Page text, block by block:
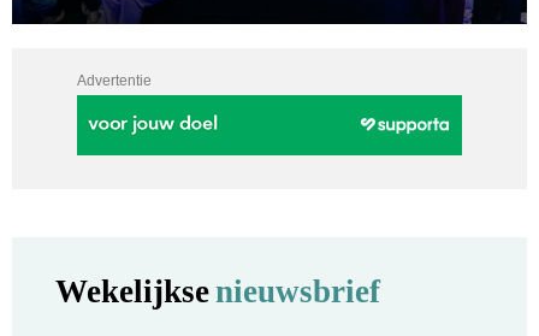
Advertentie
Wekelijksenieuwsbrief